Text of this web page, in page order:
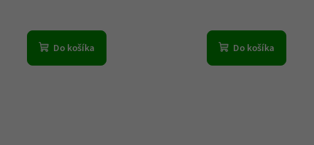
Do košíka Do košíka